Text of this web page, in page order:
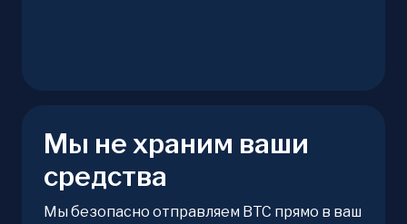
Мы не храним ваши
средства
Мы безопасно отправляем BTC прямо в ваш